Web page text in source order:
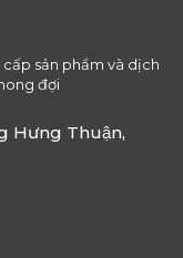
sản phẩm và dịch
đợi
Hưng Thuận,